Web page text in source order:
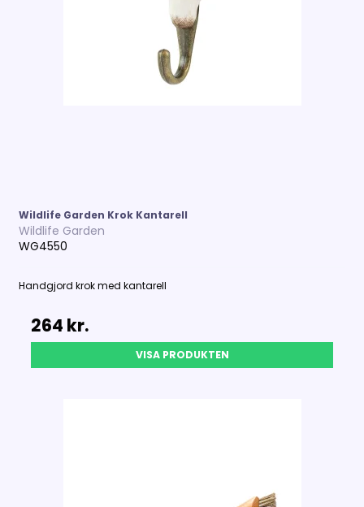
Wildlife Garden Krok Kantarell
Wildlife Garden
WG4550
Handgjord krok med kantarell
264 kr.
VISA PRODUKTEN